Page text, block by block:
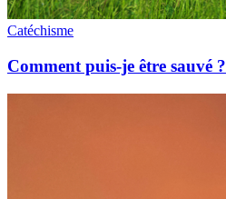
Catéchisme
Comment puis-je être sauvé ?